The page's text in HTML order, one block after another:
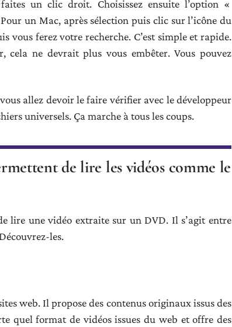
un clic droit. Choisissez ensuite l’option «
un Mac, après sélection puis clic sur l’icône du
vous ferez votre recherche. C’est simple et rapide.
cela ne devrait plus vous embêter. Vous pouvez
allez devoir le faire vérifier avec le développeur
universels. Ça marche à tous les coups.
de lire les vidéos comme le
lire une vidéo extraite sur un DVD. Il s’agit entre
les.
web. Il propose des contenus originaux issus des
quel format de vidéos issues du web et offre des